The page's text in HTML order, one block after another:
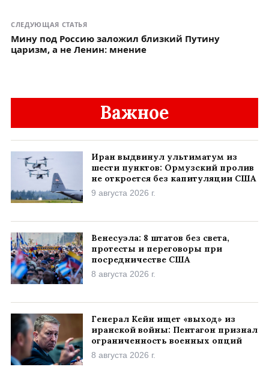
СЛЕДУЮЩАЯ СТАТЬЯ
Мину под Россию заложил близкий Путину
царизм, а не Ленин: мнение
Важное
Иран выдвинул ультиматум из
шести пунктов: Ормузский пролив
не откроется без капитуляции США
9 августа 2026 г.
Венесуэла: 8 штатов без света,
протесты и переговоры при
посредничестве США
8 августа 2026 г.
Генерал Кейн ищет «выход» из
иранской войны: Пентагон признал
ограниченность военных опций
8 августа 2026 г.